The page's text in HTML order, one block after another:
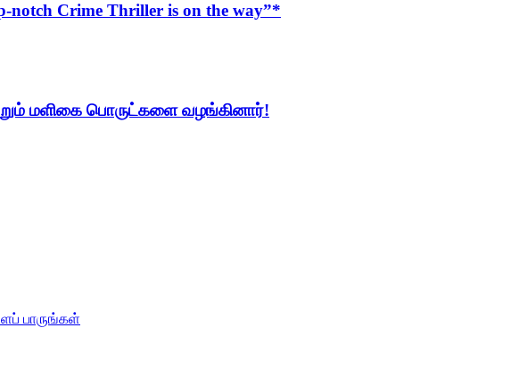
notch Crime Thriller is on the way”*
மளிகை பொருட்களை வழங்கினார்!
பாருங்கள்